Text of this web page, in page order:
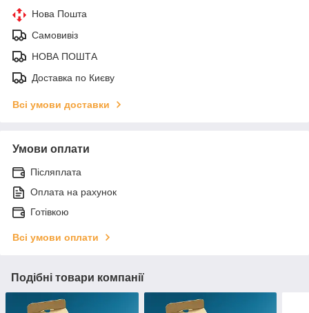
Нова Пошта
Самовивіз
НОВА ПОШТА
Доставка по Києву
Всі умови доставки
Умови оплати
Післяплата
Оплата на рахунок
Готівкою
Всі умови оплати
Подібні товари компанії